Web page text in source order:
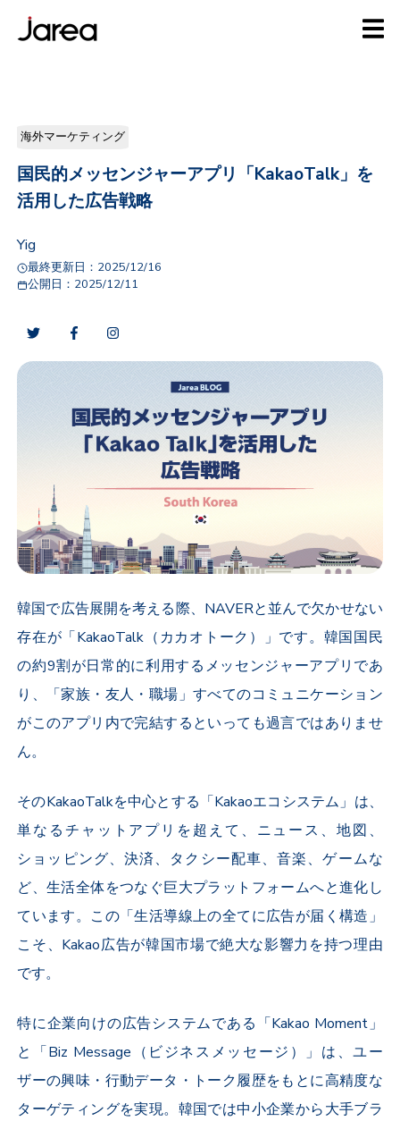
海外マーケティング
国民的メッセンジャーアプリ「KakaoTalk」を
活用した広告戦略
Yig
最終更新日： 2025/12/16
公開日： 2025/12/11
韓国で広告展開を考える際、 NAVERと並んで欠かせない
存在が「KakaoTalk （カカオトーク）」です。韓国国民
の約9割が日常的に利用するメッセンジャーアプリであ
り、「家族・友人・職場」すべてのコミュニケーション
がこのアプリ内で完結するといっても過言ではありませ
ん。
そのKakaoTalkを中心とする「Kakaoエコシステム」は、
単なるチャットアプリを超えて、ニュース、地図、
ショッピング、決済、タクシー配車、音楽、ゲームな
ど、生活全体をつなぐ巨大プラットフォームへと進化し
ています。この「生活導線上の全てに広告が届く構造」
こそ、 Kakao広告が韓国市場で絶大な影響力を持つ理由
です。
特に企業向けの広告システムである「Kakao Moment」
と「Biz Message （ビジネスメッセージ）」は、ユー
ザーの興味・行動データ・トーク履歴をもとに高精度な
ターゲティングを実現。韓国では中小企業から大手ブラ